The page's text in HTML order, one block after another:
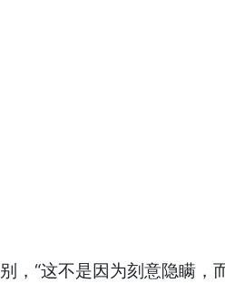
“这不是因为刻意隐瞒